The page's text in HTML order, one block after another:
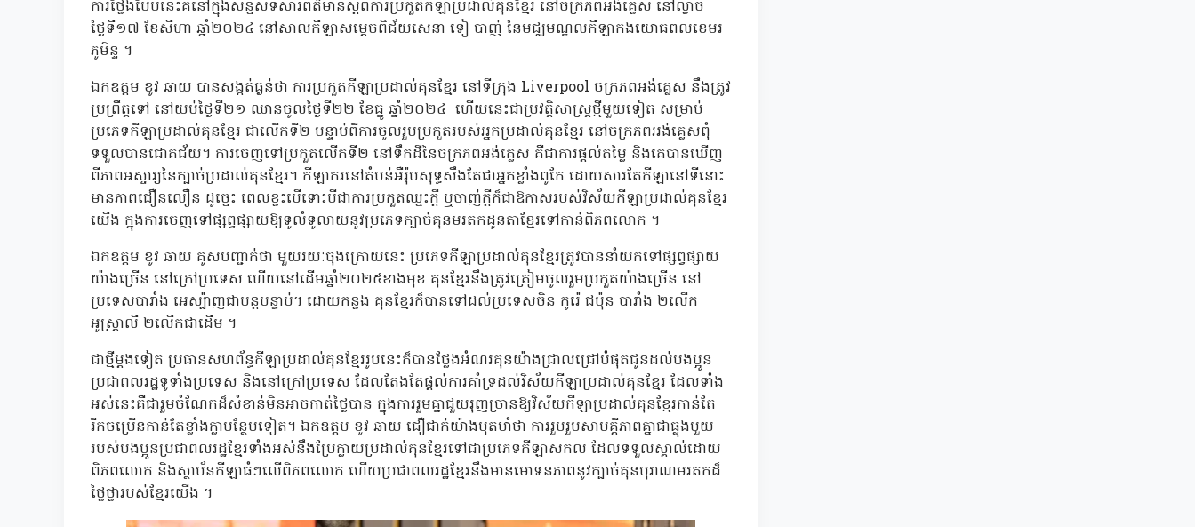
ការថ្លែងបែបនេះគឺនៅក្នុងសន្និសីទសារព័ត៌មានស្តីពីការប្រកួតកីឡាប្រដាល់គុនខ្មែរ នៅចក្រភពអង់គ្លេស នៅល្ងាច
ថ្ងៃទី១៧ ខែសីហា ឆ្នាំ២០២៤ នៅសាលកីឡាសម្តេចពិជ័យសេនា ទៀ បាញ់ នៃមជ្ឈមណ្ឌលកីឡាកងយោធពលខេមរ
ភូមិន្ទ ។
ឯកឧត្តម ខូវ ឆាយ បានសង្កត់ធ្ងន់ថា ការប្រកួតកីឡាប្រដាល់គុនខ្មែរ នៅទីក្រុង Liverpool ចក្រភពអង់គ្លេស នឹងត្រូវ
ប្រព្រឹត្តទៅ នៅយប់ថ្ងៃទី២១ ឈានចូលថ្ងៃទី២២ ខែធ្នូ ឆ្នាំ២០២៤ ហើយនេះជាប្រវត្តិសាស្ត្រថ្មីមួយទៀត សម្រាប់
ប្រភេទកីឡាប្រដាល់គុនខ្មែរ ជាលើកទី២ បន្ទាប់ពីការចូលរួមប្រកួតរបស់អ្នកប្រដាល់គុនខ្មែរ នៅចក្រភពអង់គ្លេសពុំ
ទទួលបានជោគជ័យ។ ការចេញទៅប្រកួតលើកទី២ នៅទឹកដីនៃចក្រភពអង់គ្លេស គឺជាការផ្តល់តម្លៃ និងគេបានឃើញ
ពីភាពអស្ចារ្យនៃក្បាច់ប្រដាល់គុនខ្មែរ។ កីឡាករនៅតំបន់អឺរ៉ុបសុទ្ធសឹងតែជាអ្នកខ្លាំងពូកែ ដោយសារតែកីឡានៅទីនោះ
មានភាពជឿនលឿន ដូច្នេះ ពេលខ្លះបើទោះបីជាការប្រកួតឈ្នះក្តី ឬចាញ់ក្តីក៏ជាឱកាសរបស់វិស័យកីឡាប្រដាល់គុនខ្មែរ
យើង ក្នុងការចេញទៅផ្សព្វផ្សាយឱ្យទូលំទូលាយនូវប្រភេទក្បាច់គុនមរតកដូនតាខ្មែរទៅកាន់ពិភពលោក ។
ឯកឧត្តម ខូវ ឆាយ គូសបញ្ជាក់ថា មួយរយៈចុងក្រោយនេះ ប្រភេទកីឡាប្រដាល់គុនខ្មែរត្រូវបាននាំយកទៅផ្សព្វផ្សាយ
យ៉ាងច្រើន នៅក្រៅប្រទេស ហើយនៅដើមឆ្នាំ២០២៥ខាងមុខ គុនខ្មែរនឹងត្រូវត្រៀមចូលរួមប្រកួតយ៉ាងច្រើន នៅ
ប្រទេសបារាំង អេស្ប៉ាញជាបន្តបន្ទាប់។ ដោយកន្លង គុនខ្មែរក៏បានទៅដល់ប្រទេសចិន កូរ៉េ ជប៉ុន បារាំង ២លើក
អូស្ត្រាលី ២លើកជាដើម ។
ជាថ្មីម្តងទៀត ប្រធានសហព័ន្ធកីឡាប្រដាល់គុនខ្មែររូបនេះក៏បានថ្លែងអំណរគុនយ៉ាងជ្រាលជ្រៅបំផុតជូនដល់បងប្អូន
ប្រជាពលរដ្ឋទូទាំងប្រទេស និងនៅក្រៅប្រទេស ដែលតែងតែផ្តល់ការគាំទ្រដល់វិស័យកីឡាប្រដាល់គុនខ្មែរ ដែលទាំង
អស់នេះគឺជារួមចំណែកដ៏សំខាន់មិនអាចកាត់ថ្លៃបាន ក្នុងការរួមគ្នាជួយរុញច្រានឱ្យវិស័យកីឡាប្រដាល់គុនខ្មែរកាន់តែ
រីកចម្រើនកាន់តែខ្លាំងក្លាបន្ថែមទៀត។ ឯកឧត្តម ខូវ ឆាយ ជឿជាក់យ៉ាងមុតមាំថា ការរួបរួមសាមគ្គីភាពគ្នាជាធ្លុងមួយ
របស់បងប្អូនប្រជាពលរដ្ឋខ្មែរទាំងអស់នឹងប្រែក្លាយប្រដាល់គុនខ្មែរទៅជាប្រភេទកីឡាសកល ដែលទទួលស្គាល់ដោយ
ពិភពលោក និងស្ថាប័នកីឡាធំៗលើពិភពលោក ហើយប្រជាពលរដ្ឋខ្មែរនឹងមានមោទនភាពនូវក្បាច់គុនបុរាណមរតកដ៏
ថ្លៃថ្លារបស់ខ្មែរយើង ។